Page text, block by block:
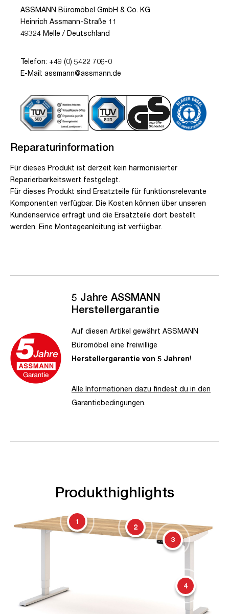
ASSMANN Büromöbel GmbH & Co. KG
Heinrich Assmann-Straße 11
49324 Melle / Deutschland
Telefon: +49 (0) 5422 706-0
E-Mail: assmann@assmann.de
Reparaturinformation
Für dieses Produkt ist derzeit kein harmonisierter
Reparierbarkeitswert festgelegt.
Für dieses Produkt sind Ersatzteile für funktionsrelevante
Komponenten verfügbar. Die Kosten können über unseren
Kundenservice erfragt und die Ersatzteile dort bestellt
werden. Eine Montageanleitung ist verfügbar.
5 Jahre ASSMANN
Herstellergarantie
Auf diesen Artikel gewährt ASSMANN
Büromöbel eine freiwillige
Herstellergarantie von 5 Jahren!
Alle Informationen dazu findest du in den
Garantiebedingungen.
Produkthighlights
1
2
3
4